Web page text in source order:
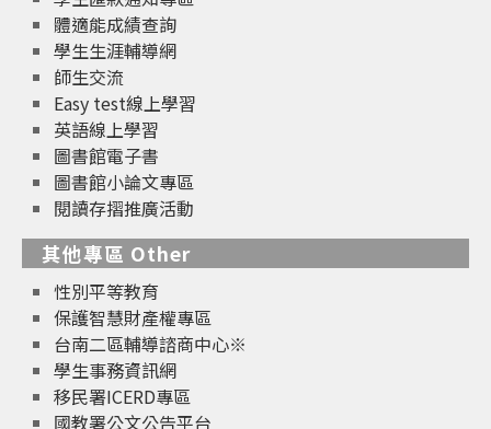
體適能成績查詢
學生生涯輔導網
師生交流
Easy test線上學習
英語線上學習
圖書館電子書
圖書館小論文專區
閱讀存摺推廣活動
其他專區 Other
性別平等教育
保護智慧財產權專區
台南二區輔導諮商中心※
學生事務資訊網
移民署ICERD專區
國教署公文公告平台